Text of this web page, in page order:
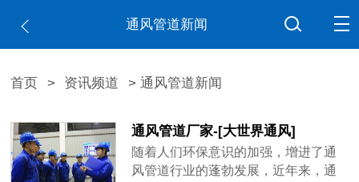
通风管道新闻
首页 > 资讯频道 > 通风管道新闻
通风管道厂家-[大世界通风]
随着人们环保意识的加强，增进了通
风管道行业的蓬勃发展，近年来，通